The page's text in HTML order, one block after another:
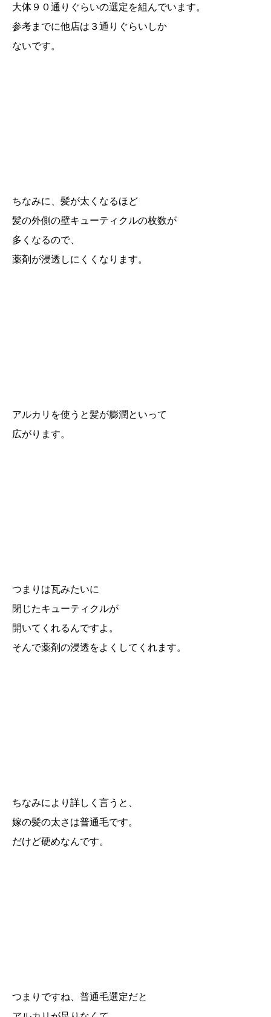
大体９０通りぐらいの選定を組んでいます。
参考までに他店は３通りぐらいしか
ないです。
ちなみに、髪が太くなるほど
髪の外側の壁キューティクルの枚数が
多くなるので、
薬剤が浸透しにくくなります。
アルカリを使うと髪が膨潤といって
広がります。
つまりは瓦みたいに
閉じたキューティクルが
開いてくれるんですよ。
そんで薬剤の浸透をよくしてくれます。
ちなみにより詳しく言うと、
嫁の髪の太さは普通毛です。
だけど硬めなんです。
つまりですね、普通毛選定だと